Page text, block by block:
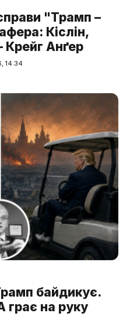
"Трамп –
Кіслін,
Крейг Анґер
14:34
байдикує.
грає на руку